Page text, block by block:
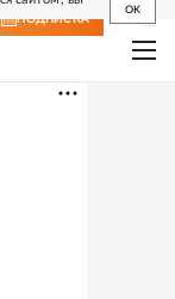
OK
ПОДПИСКА